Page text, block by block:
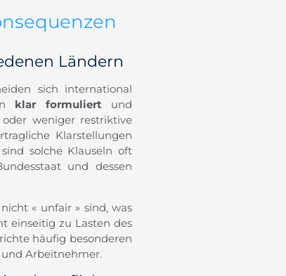
Ländern
sich international
klar formuliert und
weniger restriktive
Klarstellungen
solche Klauseln oft
und dessen
« unfair » sind, was
einseitig zu Lasten des
häufig besonderen
Arbeitnehmer.